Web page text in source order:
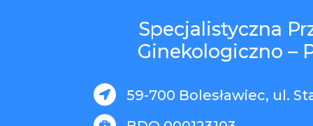
Specjalistyczna
Ginekologiczno –
 59-700 Bolesławiec, ul.